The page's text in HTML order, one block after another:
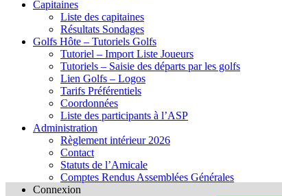
Capitaines
Liste des capitaines
Résultats Sondages
Golfs Hôte – Tutoriels Golfs
Tutoriel – Import Liste Joueurs
Tutoriels – Saisie des départs par les golfs
Lien Golfs – Logos
Tarifs Préférentiels
Coordonnées
Liste des participants à l’ASP
Administration
Règlement intérieur 2026
Contact
Statuts de l’Amicale
Comptes Rendus Assemblées Générales
Connexion